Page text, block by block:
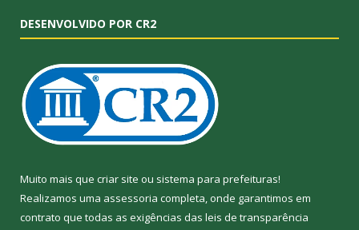
DESENVOLVIDO POR CR2
Muito mais que criar site ou sistema para prefeituras!
Realizamos uma assessoria completa, onde garantimos em
contrato que todas as exigências das leis de transparência